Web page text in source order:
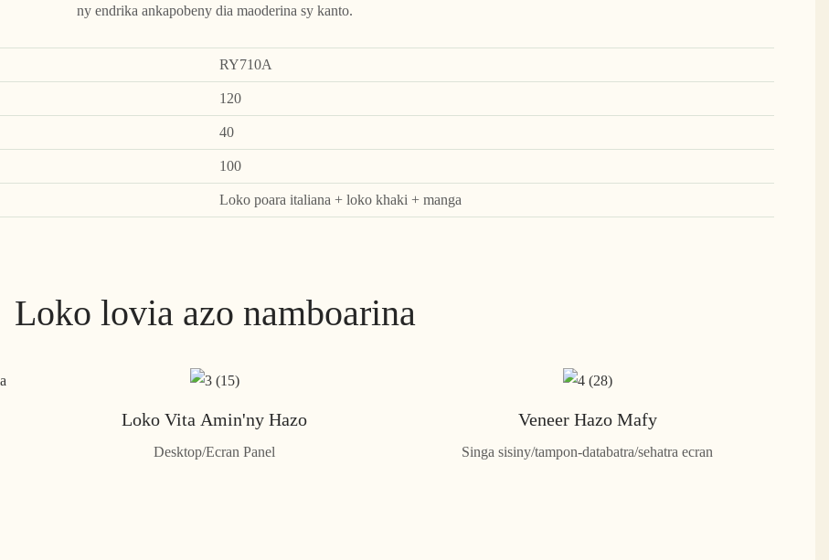
ny endrika ankapobeny dia maoderina sy kanto.
RY710A
120
40
100
Loko poara italiana + loko khaki + manga
Loko lovia azo namboarina
Loko Vita Amin'ny Hazo
Desktop/Ecran Panel
Veneer Hazo Mafy
Singa sisiny/tampon-databatra/sehatra ecran